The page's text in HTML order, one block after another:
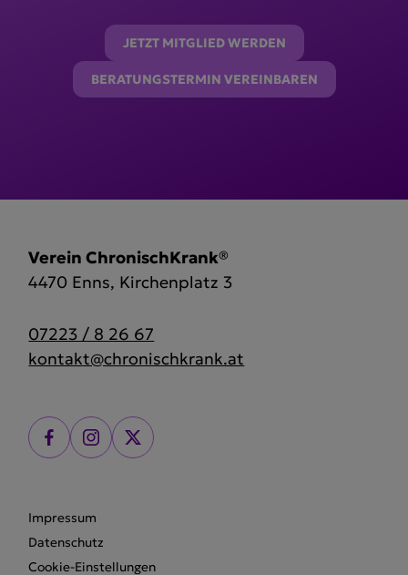
JETZT MITGLIED WERDEN
BERATUNGSTERMIN VEREINBAREN
Verein ChronischKrank®
4470 Enns, Kirchenplatz 3
07223 / 8 26 67
kontakt@chronischkrank.at
Impressum
Datenschutz
Cookie-Einstellungen